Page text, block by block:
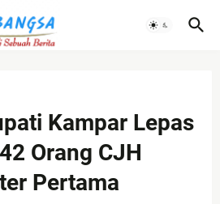
Kampar Lepas
Orang CJH
Pertama